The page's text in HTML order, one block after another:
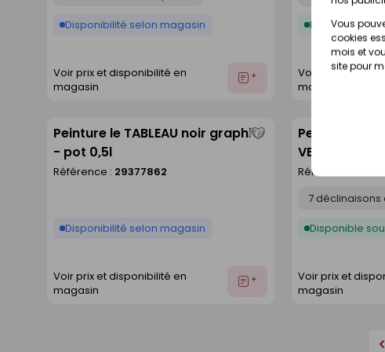
Vous
cookies
mois et
site pour
Disponibilité selon magasin
Voir prix et disponibilité en
magasin
Ajouter
Disponible
Voir prix et
magasin
Peinture le TABLEAU noir graphite
- pot 0,5l
Référence : 29377862
Disponibilité selon magasin
Voir prix et disponibilité en
magasin
Ajouter
Enregistrer
comme
Peinture
VELOURS
Référence :
Disponible
Voir prix et
magasin